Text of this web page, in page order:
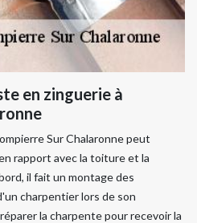
en zinguerie à
Sur Chalaronne peut
rapport avec la toiture et la
il fait un montage des
charpentier lors de son
la charpente pour recevoir la